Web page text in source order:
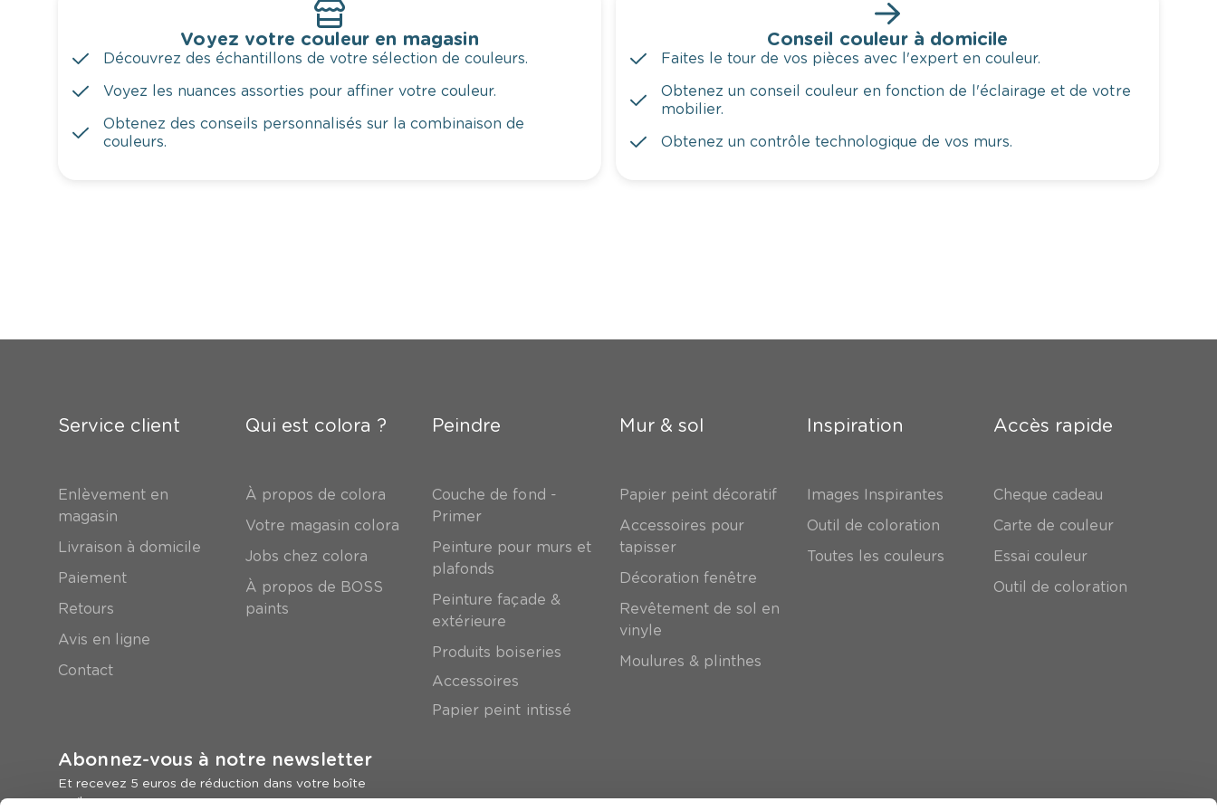
Voyez votre couleur en magasin
Découvrez des échantillons de votre sélection de couleurs.
Voyez les nuances assorties pour affiner votre couleur.
Obtenez des conseils personnalisés sur la combinaison de
couleurs.
Conseil couleur à domicile
Faites le tour de vos pièces avec l'expert en couleur.
Obtenez un conseil couleur en fonction de l'éclairage et de votre
mobilier.
Obtenez un contrôle technologique de vos murs.
Service client
Enlèvement en
magasin
Livraison à domicile
Paiement
Retours
Avis en ligne
Contact
Qui est colora ?
À propos de colora
Votre magasin colora
Jobs chez colora
À propos de BOSS
paints
Peindre
Couche de fond -
Primer
Peinture pour murs et
plafonds
Peinture façade &
extérieure
Produits boiseries
Accessoires
Papier peint intissé
Mur & sol
Papier peint décoratif
Accessoires pour
tapisser
Décoration fenêtre
Revêtement de sol en
vinyle
Moulures & plinthes
Inspiration
Images Inspirantes
Outil de coloration
Toutes les couleurs
Accès rapide
Cheque cadeau
Carte de couleur
Essai couleur
Outil de coloration
Abonnez-vous à notre newsletter
Et recevez 5 euros de réduction dans votre boîte
mail